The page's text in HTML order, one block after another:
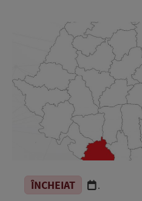
ÎNCHEIAT .